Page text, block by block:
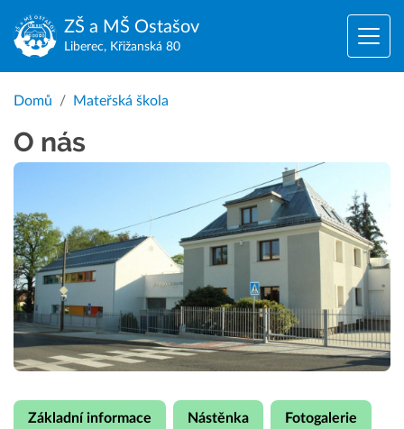
ZŠ a MŠ Ostašov
Liberec, Křižanská 80
Domů Mateřská škola
O nás
Základní informace Nástěnka Fotogalerie